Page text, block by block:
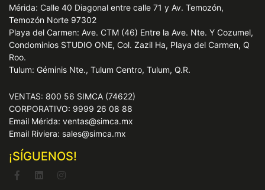
Mérida: Calle 40 Diagonal entre calle 71 y Av. Temozón,
Temozón Norte 97302
Playa del Carmen: Ave. CTM (46) Entre la Ave. Nte. Y Cozumel,
Condominios STUDIO ONE, Col. Zazil Ha, Playa del Carmen, Q
Roo.
Tulum: Géminis Nte., Tulum Centro, Tulum, Q.R.
VENTAS: 800 56 SIMCA (74622)
CORPORATIVO: 9999 26 08 88
Email Mérida: ventas@simca.mx
Email Riviera: sales@simca.mx
¡SÍGUENOS!